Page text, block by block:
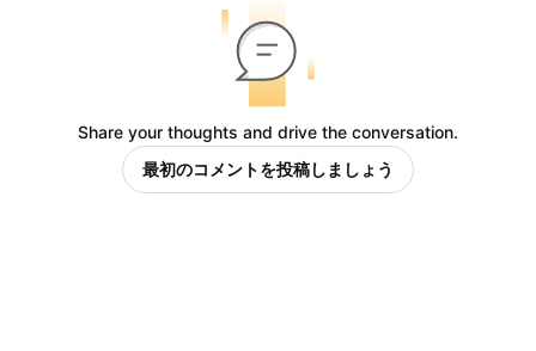
Share your thoughts and drive the conversation.
最初のコメントを投稿しましょう